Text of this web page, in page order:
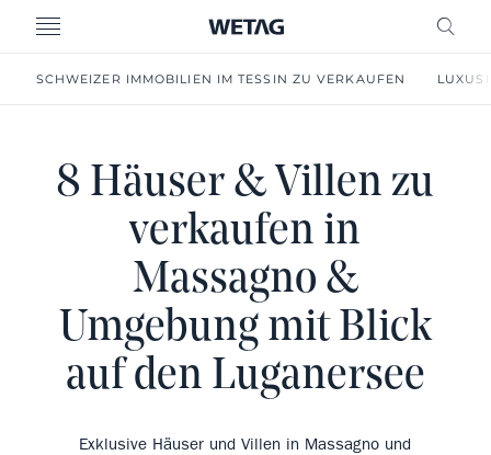
MENU
SCHWEIZER IMMOBILIEN IM TESSIN ZU VERKAUFEN
8 Häuser & Villen zu
verkaufen in
Massagno &
Umgebung mit Blick
auf den Luganersee
Exklusive Häuser und Villen in Massagno und